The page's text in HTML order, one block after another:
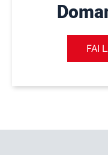
FAI